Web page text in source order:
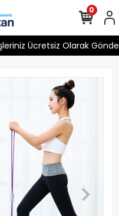
Ücretsiz Olarak
0